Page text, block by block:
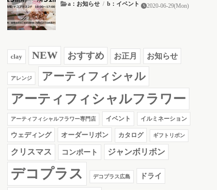
2020-06-29(Mon)
a：お知らせ / b：イベント
clay NEW おすすめ お正月 お知らせ
アレンジ アーティフィシャル
アーティフィシャルフラワー
アーティフィシャルフラワー専門店 イベント イルミネーション
ウェディング オーダーリボン カタログ ギフトリボン
クリスマス コンポート ジャンボリボン
デコプラス デコプラス広島 ドライ